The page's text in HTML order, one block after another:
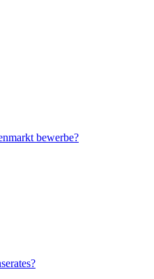
bewerbe?